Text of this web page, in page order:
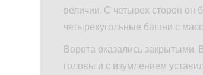
величии. С четырех сторон он
четырехугольные башни с
Ворота оказались закрытыми.
головы и с изумлением